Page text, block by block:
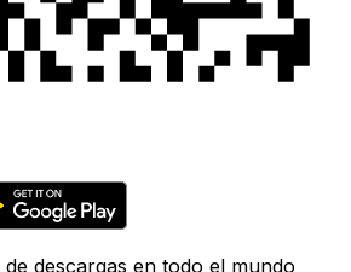
de descargas en todo el mundo